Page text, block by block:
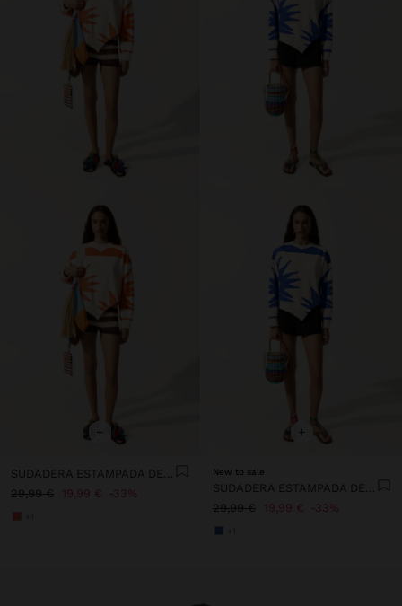
+
SUDADERA ESTAMPADA DE ALGODÓN
29,99 €
19,99 € 33%
+
New to sale
SUDADERA ESTAMPADA DE ALGODÓN
29,99 €
19,99 € 33%